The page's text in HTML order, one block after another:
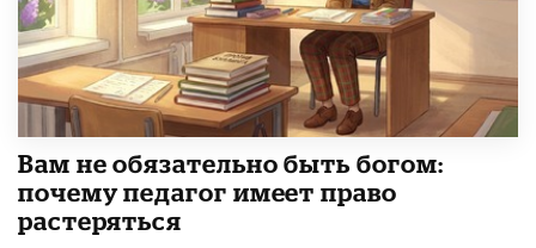
​Вам не обязательно быть богом:
почему педагог имеет право
растеряться